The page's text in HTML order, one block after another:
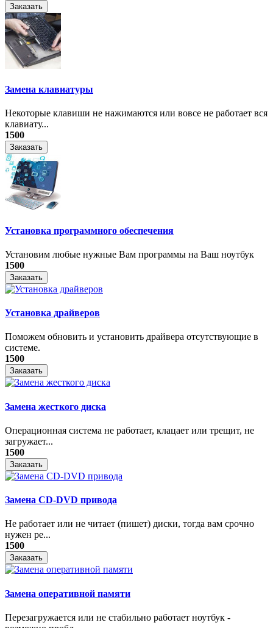
Заказать
Замена клавиатуры
Некоторые клавиши не нажимаются или вовсе не работает вся
клавиату...
1500
Заказать
Установка программного обеспечения
Установим любые нужные Вам программы на Ваш ноутбук
1500
Заказать
Установка драйверов
Поможем обновить и установить драйвера отсутствующие в
системе.
1500
Заказать
Замена жесткого диска
Операционная система не работает, клацает или трещит, не
загружает...
1500
Заказать
Замена CD-DVD привода
Не работает или не читает (пишет) диски, тогда вам срочно
нужен ре...
1500
Заказать
Замена оперативной памяти
Перезагружается или не стабильно работает ноутбук -